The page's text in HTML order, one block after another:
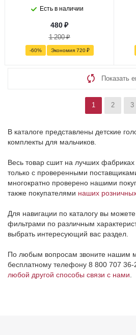
Есть в наличии
480₽
1 200₽
-60% Экономия 720₽
Показать
1 2 3
В каталоге представлены детские
комплекты для мальчиков.
Весь товар сшит на лучших
только с проверенными
многократно проверено нашими
также покупателями наших
Для навигации по каталогу вы можете
фильтрами по различным
выбрать интересующий вас раздел.
По любым вопросам звоните нашим
бесплатному телефону 8 800 707 36-
любой другой способы связи с нами